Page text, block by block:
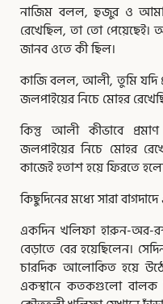
নাজিম বলল, হুজুর ও
রেখেছিল, তা তো
জানব ওতে কী ছিল।
কাজি বলল, আলী, তুমি যদি
জলপাইয়ের নিচে মোহর
কিন্তু আলী কীভাবে
জলপাইয়ের নিচে মোহর
কাজেই হতাশ হয়ে ফিরতে
কিছুদিনের মধ্যে সারা
একদিন খলিফা হারুন-অর-
বেড়াতে বের হয়েছিলেন।
চারদিক আলোকিত হয়ে
একস্থানে কতকগুলো বালক